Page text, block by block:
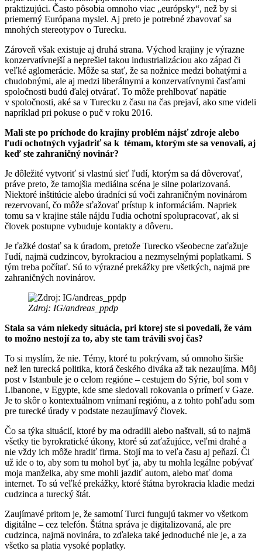
praktizujúci. Často pôsobia omnoho viac „európsky“, než by si
priemerný Európana myslel. Aj preto je potrebné zbavovať sa
mnohých stereotypov o Turecku.
Zároveň však existuje aj druhá strana. Východ krajiny je výrazne
konzervatívnejší a neprešiel takou industrializáciou ako západ či
veľké aglomerácie. Môže sa stať, že sa nožnice medzi bohatými a
chudobnými, ale aj medzi liberálnymi a konzervatívnymi časťami
spoločnosti budú ďalej otvárať. To môže prehlbovať napätie
v spoločnosti, aké sa v Turecku z času na čas prejaví, ako sme videli
napríklad pri pokuse o puč v roku 2016.
Mali ste po príchode do krajiny problém nájsť zdroje alebo
ľudí ochotných vyjadriť sa k témam, ktorým ste sa venovali, aj
keď ste zahraničný novinár?
Je dôležité vytvoriť si vlastnú sieť ľudí, ktorým sa dá dôverovať,
práve preto, že tamojšia mediálna scéna je silne polarizovaná.
Niektoré inštitúcie alebo úradníci sú voči zahraničným novinárom
rezervovaní, čo môže sťažovať prístup k informáciám. Napriek
tomu sa v krajine stále nájdu ľudia ochotní spolupracovať, ak si
človek postupne vybuduje kontakty a dôveru.
Je ťažké dostať sa k úradom, pretože Turecko všeobecne zaťažuje
ľudí, najmä cudzincov, byrokraciou a nezmyselnými poplatkami. S
tým treba počítať. Sú to výrazné prekážky pre všetkých, najmä pre
zahraničných novinárov.
Zdroj: IG/andreas_ppdp
Stala sa vám niekedy situácia, pri ktorej ste si povedali, že vám
to možno nestojí za to, aby ste tam trávili svoj čas?
To si myslím, že nie. Témy, ktoré tu pokrývam, sú omnoho širšie
než len turecká politika, ktorá českého diváka až tak nezaujíma. Môj
post v Istanbule je o celom regióne – cestujem do Sýrie, bol som v
Libanone, v Egypte, kde sme sledovali rokovania o prímerí v Gaze.
Je to skôr o kontextuálnom vnímaní regiónu, a z tohto pohľadu som
pre turecké úrady v podstate nezaujímavý človek.
Čo sa týka situácií, ktoré by ma odradili alebo naštvali, sú to najmä
všetky tie byrokratické úkony, ktoré sú zaťažujúce, veľmi drahé a
nie vždy ich môže hradiť firma. Stojí ma to veľa času aj peňazí. Či
už ide o to, aby som tu mohol byť ja, aby tu mohla legálne pobývať
moja manželka, aby sme mohli jazdiť autom, alebo mať doma
internet. To sú veľké prekážky, ktoré štátna byrokracia kladie medzi
cudzinca a turecký štát.
Zaujímavé pritom je, že samotní Turci fungujú takmer vo všetkom
digitálne – cez telefón. Štátna správa je digitalizovaná, ale pre
cudzinca, najmä novinára, to zďaleka také jednoduché nie je, a za
všetko sa platia vysoké poplatky.